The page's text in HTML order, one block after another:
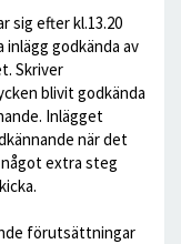
sig efter kl.13.20
godkända av
Skriver
blivit godkända
Inlägget
när det
extra steg
förutsättningar